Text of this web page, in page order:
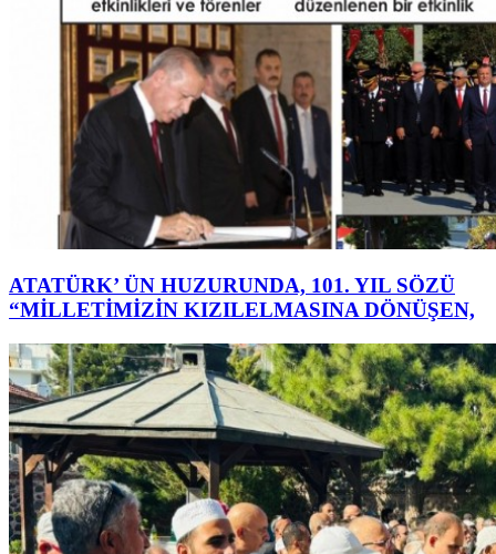
ATATÜRK’ ÜN HUZURUNDA, 101. YIL SÖZÜ
“MİLLETİMİZİN KIZILELMASINA DÖNÜŞEN,